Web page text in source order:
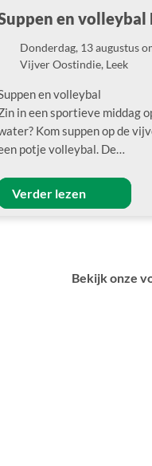
en volleybal
Datum
Donderdag, 13 augustus
Locatie
Vijver Oostindie, Leek
en volleybal
in een sportieve middag
Kom suppen op de
potje volleybal. De…
Verder lezen
Bekijk onze